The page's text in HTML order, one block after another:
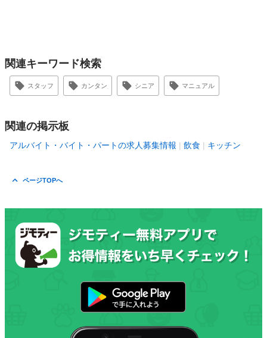
関連キーワード検索
スタッフ カンタン シニア マニュアル
関連の掲示板
アルバイト・バイト・パートの求人募集情報 飲食 キッチン
ページTOPへ